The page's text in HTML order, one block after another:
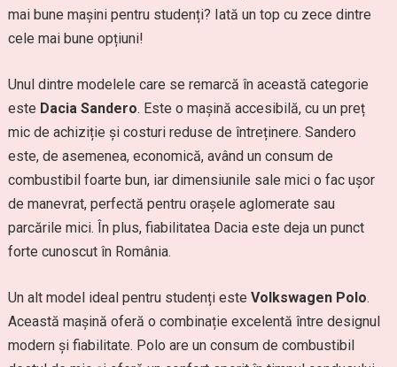
mai bune mașini pentru studenți? Iată un top cu zece dintre
cele mai bune opțiuni!
Unul dintre modelele care se remarcă în această categorie
este Dacia Sandero. Este o mașină accesibilă, cu un preț
mic de achiziție și costuri reduse de întreținere. Sandero
este, de asemenea, economică, având un consum de
combustibil foarte bun, iar dimensiunile sale mici o fac ușor
de manevrat, perfectă pentru orașele aglomerate sau
parcările mici. În plus, fiabilitatea Dacia este deja un punct
forte cunoscut în România.
Un alt model ideal pentru studenți este Volkswagen Polo.
Această mașină oferă o combinație excelentă între designul
modern și fiabilitate. Polo are un consum de combustibil